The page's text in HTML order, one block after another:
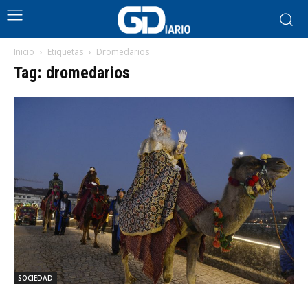
Inicio Etiquetas Dromedarios
Tag: dromedarios
SOCIEDAD